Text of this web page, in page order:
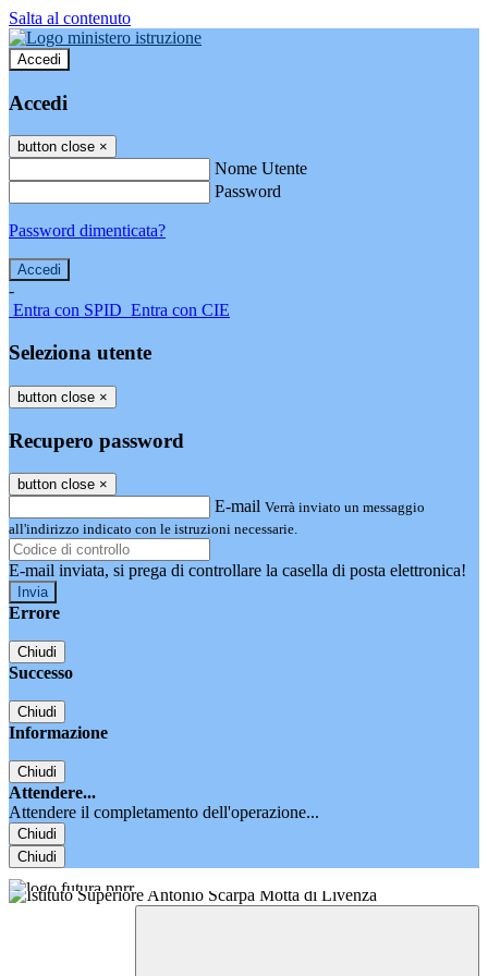
Salta al contenuto
Accedi
Accedi
button close ×
Nome Utente
Password
Password dimenticata?
-
Entra con SPID Entra con CIE
Seleziona utente
button close ×
Recupero password
button close ×
E-mail Verrà inviato un messaggio
all'indirizzo indicato con le istruzioni necessarie.
E-mail inviata, si prega di controllare la casella di posta elettronica!
Errore
Chiudi
Successo
Chiudi
Informazione
Chiudi
Attendere...
Attendere il completamento dell'operazione...
Chiudi
Chiudi